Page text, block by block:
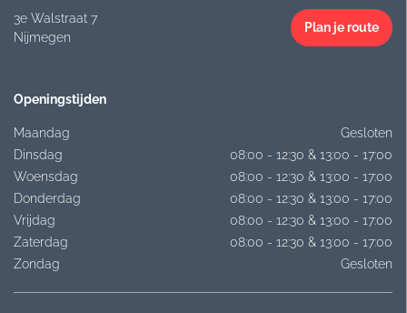
3e Walstraat 7
Nijmegen
Plan je route
Openingstijden
Maandag
Gesloten
Dinsdag
08:00 - 12:30 & 13:00 - 17:00
Woensdag
08:00 - 12:30 & 13:00 - 17:00
Donderdag
08:00 - 12:30 & 13:00 - 17:00
Vrijdag
08:00 - 12:30 & 13:00 - 17:00
Zaterdag
08:00 - 12:30 & 13:00 - 17:00
Zondag
Gesloten